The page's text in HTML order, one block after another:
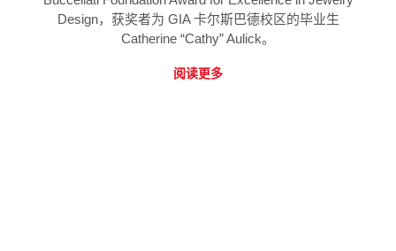
Design，获奖者为 GIA 卡尔斯巴德校区的毕业生
Catherine “Cathy” Aulick。
阅读更多